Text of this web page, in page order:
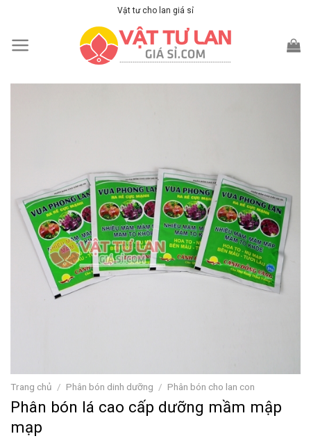
content
Vật tư cho lan giá sỉ
Trang chủ / Phân bón dinh dưỡng / Phân bón cho lan con
Phân bón lá cao cấp dưỡng mầm mập
mạp